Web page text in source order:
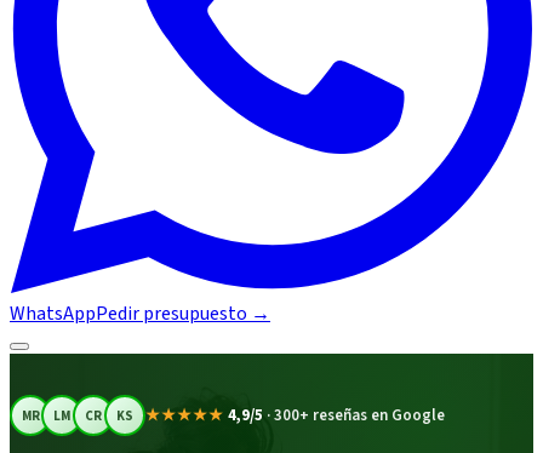
WhatsAppPedir presupuesto →
MR LM CR KS ★★★★★ 4,9/5 ·300+ reseñas en Google